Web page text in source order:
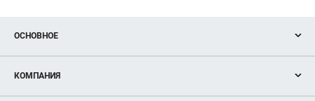
ОСНОВНОЕ
Новости
Магазины
КОМПАНИЯ